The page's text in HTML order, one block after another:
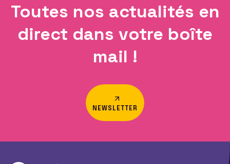
Toutes nos actualités en
direct dans votre boîte
mail !
NEWSLETTER